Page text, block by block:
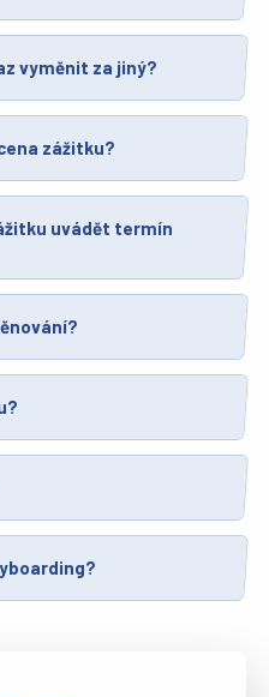
vyměnit za jiný?
zážitku?
uvádět termín